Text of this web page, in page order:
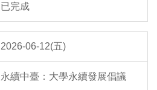
已完成
2026-06-12(五)
永續中臺：大學永續發展倡議